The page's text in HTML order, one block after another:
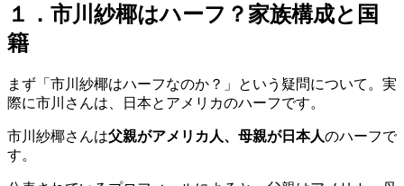
１．市川紗椰はハーフ？家族構成と国
籍
まず「市川紗椰はハーフなのか？」という疑問について。実
際に市川さんは、日本とアメリカのハーフです。
市川紗椰さんは父親がアメリカ人、母親が日本人のハーフで
す。